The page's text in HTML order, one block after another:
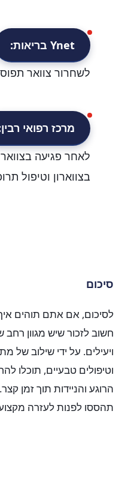
Ynet בריאות:
לשחרור צוואר
מרכז רפואי
לאחר פגיעה
בצווארון וטיפול
סיכום
לסיכום, אם אתם תוהים
חשוב לזכור שיש מגוון רחב
ויעילים. על ידי שילוב של
וטיפולים טבעיים, תוכלו
הרוגע והניידות תוך זמן
תהססו לפנות לעזרה